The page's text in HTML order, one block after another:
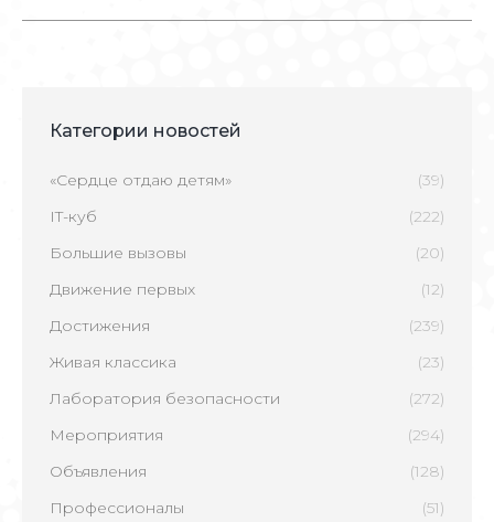
Категории новостей
«Сердце отдаю детям»
(39)
IT-куб
(222)
Большие вызовы
(20)
Движение первых
(12)
Достижения
(239)
Живая классика
(23)
Лаборатория безопасности
(272)
Мероприятия
(294)
Объявления
(128)
Профессионалы
(51)